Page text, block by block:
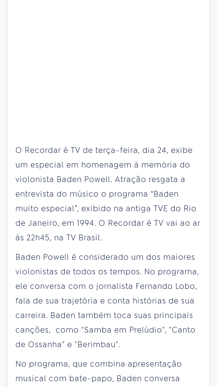
O Recordar é TV de terça-feira, dia 24, exibe
um especial em homenagem à memória do
violonista Baden Powell. Atração resgata a
entrevista do músico o programa “Baden
muito especial”, exibido na antiga TVE do Rio
de Janeiro, em 1994. O Recordar é TV vai ao ar
às 22h45, na TV Brasil.
Baden Powell é considerado um dos maiores
violonistas de todos os tempos. No programa,
ele conversa com o jornalista Fernando Lobo,
fala de sua trajetória e conta histórias de sua
carreira. Baden também toca suas principais
canções, como "Samba em Prelúdio", "Canto
de Ossanha" e "Berimbau".
No programa, que combina apresentação
musical com bate-papo, Baden conversa